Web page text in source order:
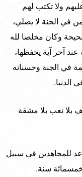
ولا تكتب لهم
في الجنة لا يصلي،
وكان مخلصا لله
آخر آية يحفظها،
في الجنة وحسناته
الدنيا.
بلا تعب بلا مشقة
للمجاهدين في سبيل
سنة.